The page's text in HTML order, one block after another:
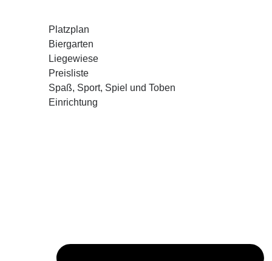
Platzplan
Biergarten
Liegewiese
Preisliste
Spaß, Sport, Spiel und Toben
Einrichtung